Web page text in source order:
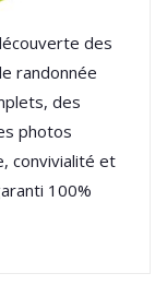
des
randonnée
des
photos
convivialité et
100%